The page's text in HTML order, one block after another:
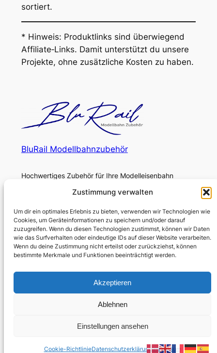
Zustimmung verwalten
Um dir ein optimales Erlebnis zu bieten, verwenden wir Technologien wie
Cookies, um Geräteinformationen zu speichern und/oder darauf
zuzugreifen. Wenn du diesen Technologien zustimmst, können wir Daten
wie das Surfverhalten oder eindeutige IDs auf dieser Website verarbeiten.
Wenn du deine Zustimmung nicht erteilst oder zurückziehst, können
bestimmte Merkmale und Funktionen beeinträchtigt werden.
Akzeptieren
Ablehnen
Einstellungen ansehen
Cookie-RichtlinieDatenschutzerklärungImpressum
sortiert.
* Hinweis: Produktlinks sind überwiegend
Affiliate‑Links. Damit unterstützt du unsere
Projekte, ohne zusätzliche Kosten zu haben.
BluRail Modellbahnzubehör
Hochwertiges Zubehör für Ihre Modelleisenbahn
BluRail-Blog
Datenschutzerklärung
Haftungsausschluss
Cookie-Richtlinie (EU)
Impressum
Facebook
WordPress